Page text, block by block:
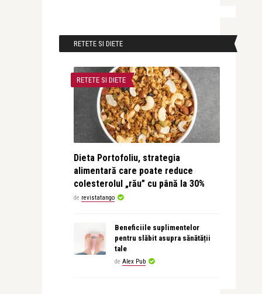
RETETE SI DIETE
RETETE SI DIETE
Dieta Portofoliu, strategia
alimentară care poate reduce
colesterolul „rău” cu până la 30%
de revistatango
Beneficiile suplimentelor
pentru slăbit asupra sănătății
tale
de Alex Pub